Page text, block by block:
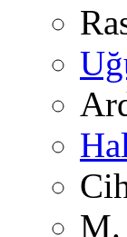
M.